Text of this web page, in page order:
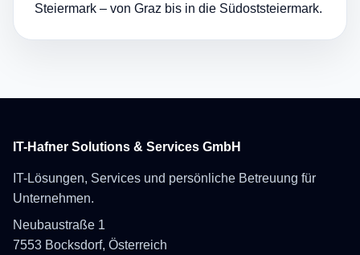
Steiermark – von Graz bis in die Südoststeiermark.
IT-Hafner Solutions & Services GmbH
IT-Lösungen, Services und persönliche Betreuung für
Unternehmen.
Neubaustraße 1
7553 Bocksdorf, Österreich